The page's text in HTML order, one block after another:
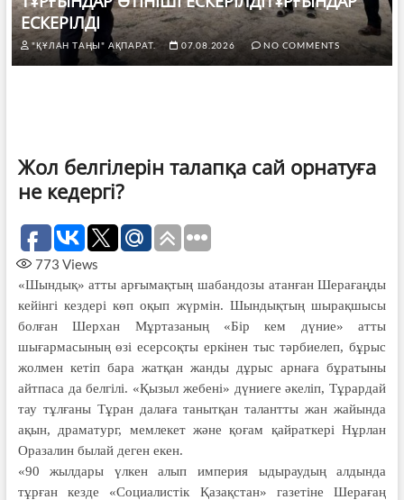
ЕСКЕРІЛДІ
"ҚҰЛАН ТАҢЫ" АҚПАРАТ. 07.08.2026 NO COMMENTS
Жол белгілерін талапқа сай орнатуға
не кедергі?
773 Views
«Шындық» атты арғымақтың шабандозы атанған Шерағаңды
кейінгі кездері көп оқып жүрмін. Шындықтың шырақшысы
болған Шерхан Мұртазаның «Бір кем дүние» атты
шығармасының өзі есерсоқты еркінен тыс тәрбиелеп, бұрыс
жолмен кетіп бара жатқан жанды дұрыс арнаға бұратыны
айтпаса да белгілі. «Қызыл жебені» дүниеге әкеліп, Тұрардай
тау тұлғаны Тұран далаға танытқан талантты жан жайында
ақын, драматург, мемлекет және қоғам қайраткері Нұрлан
Оразалин былай деген екен.
«90 жылдары үлкен алып империя ыдыраудың алдында
тұрған кезде «Социалистік Қазақстан» газетіне Шерағаң